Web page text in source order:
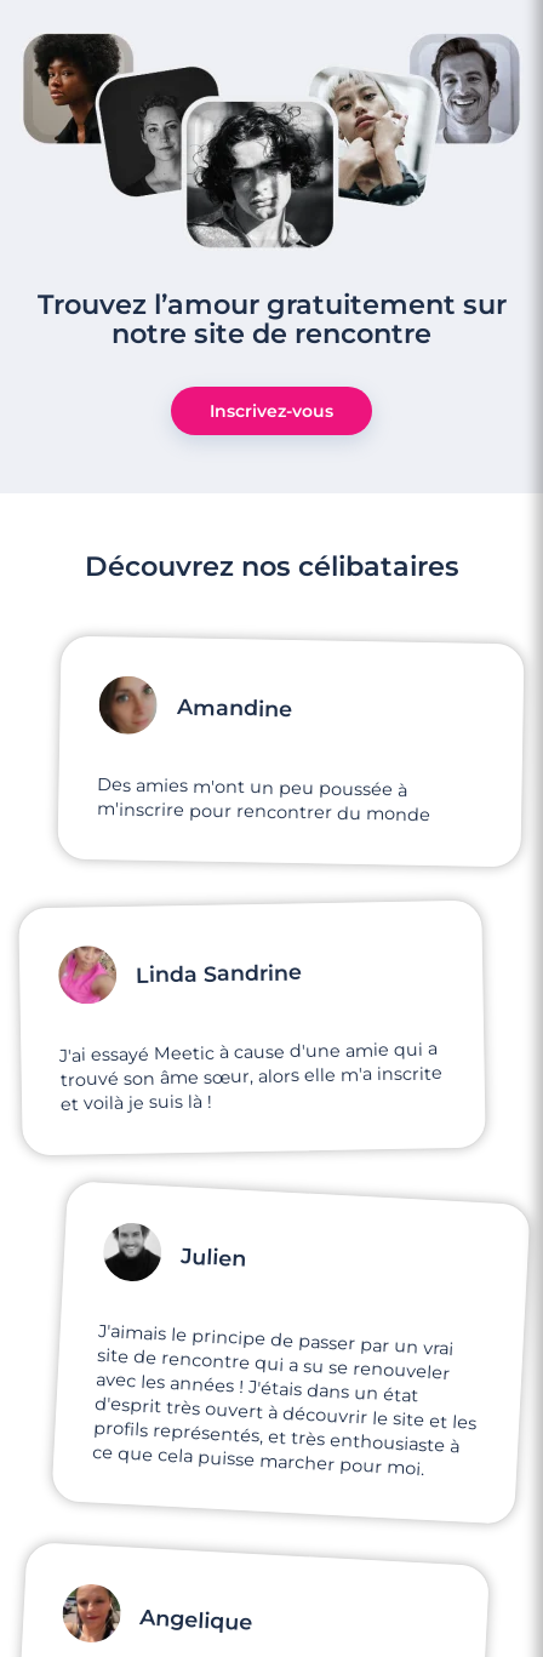
Trouvez l’amour gratuitement sur
notre site de rencontre
Inscrivez-vous
Découvrez nos célibataires
Amandine
Des amies m'ont un peu poussée à
m'inscrire pour rencontrer du monde
Linda Sandrine
J'ai essayé Meetic à cause d'une amie qui a
trouvé son âme sœur, alors elle m'a inscrite
et voilà je suis là !
Julien
J'aimais le principe de passer par un vrai
site de rencontre qui a su se renouveler
avec les années ! J'étais dans un état
d'esprit très ouvert à découvrir le site et les
profils représentés, et très enthousiaste à
ce que cela puisse marcher pour moi.
Angelique